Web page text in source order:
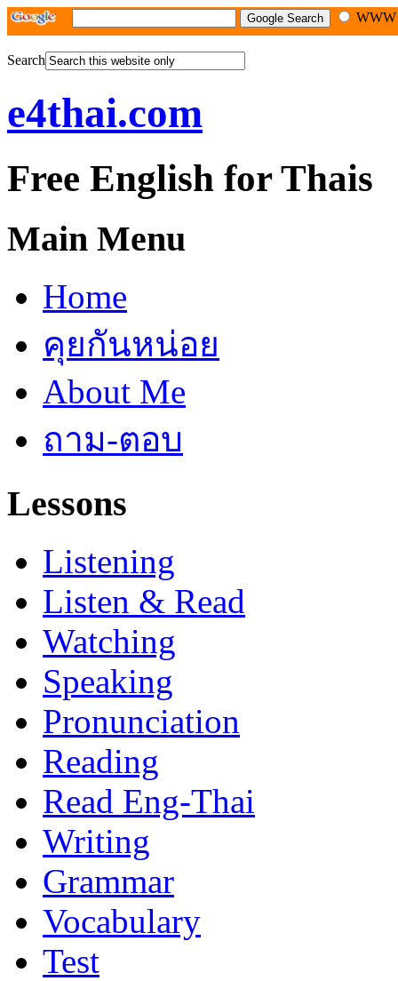
Search
e4thai.com
Free English for Thais
Main Menu
Home
คุยกันหน่อย
About Me
ถาม-ตอบ
Lessons
Listening
Listen & Read
Watching
Speaking
Pronunciation
Reading
Read Eng-Thai
Writing
Grammar
Vocabulary
Test